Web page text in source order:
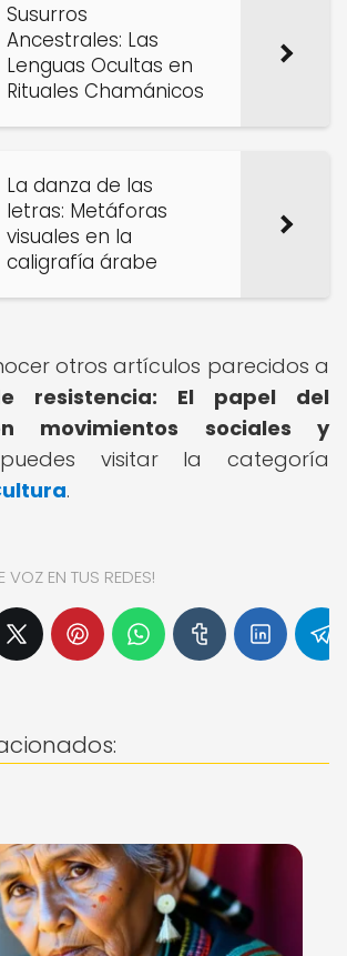
Susurros
Ancestrales: Las
Lenguas Ocultas en
Rituales Chamánicos
La danza de las
letras: Metáforas
visuales en la
caligrafía árabe
otros artículos parecidos a
resistencia: El papel del
movimientos sociales y
visitar la categoría
.
VOZ EN TUS REDES!